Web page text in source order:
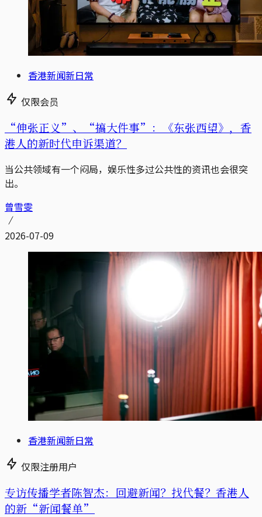
香港新闻新日常
仅限会员
“伸张正义”、“搞大件事”：《东张西望》，香
港人的新时代申诉渠道？
当公共领域有一个闷局，娱乐性多过公共性的资讯也会很突
出。
曾雪雯
2026-07-09
香港新闻新日常
仅限注册用户
专访传播学者陈智杰：回避新闻？找代餐？香港人
的新“新闻餐单”